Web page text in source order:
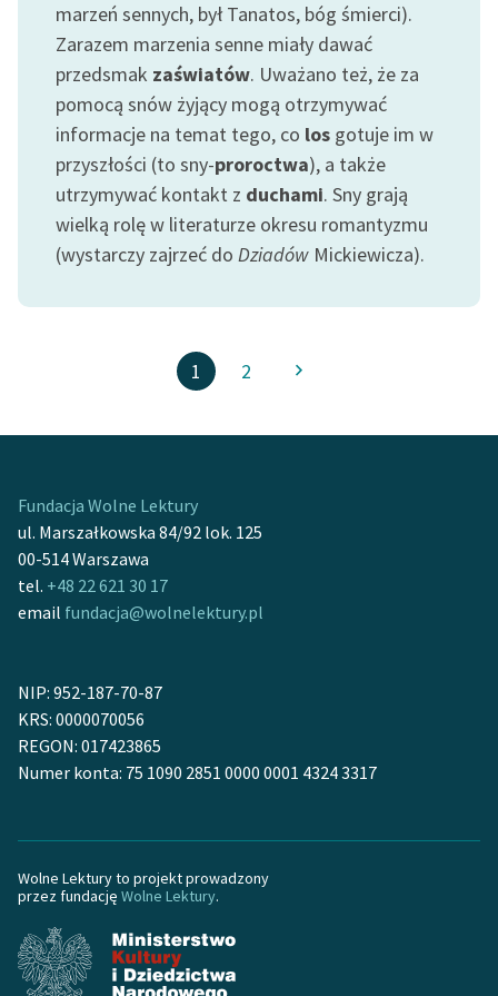
marzeń sennych, był Tanatos, bóg śmierci).
Zarazem marzenia senne miały dawać
przedsmak zaświatów. Uważano też, że za
pomocą snów żyjący mogą otrzymywać
informacje na temat tego, co los gotuje im w
przyszłości (to sny-proroctwa), a także
utrzymywać kontakt z duchami. Sny grają
wielką rolę w literaturze okresu romantyzmu
(wystarczy zajrzeć do Dziadów Mickiewicza).
1 2
Fundacja Wolne Lektury
ul. Marszałkowska 84/92 lok. 125
00-514 Warszawa
tel. +48 22 621 30 17
email fundacja@wolnelektury.pl
NIP: 952-187-70-87
KRS: 0000070056
REGON: 017423865
Numer konta: 75 1090 2851 0000 0001 4324 3317
Wolne Lektury to projekt prowadzony
przez fundację Wolne Lektury.